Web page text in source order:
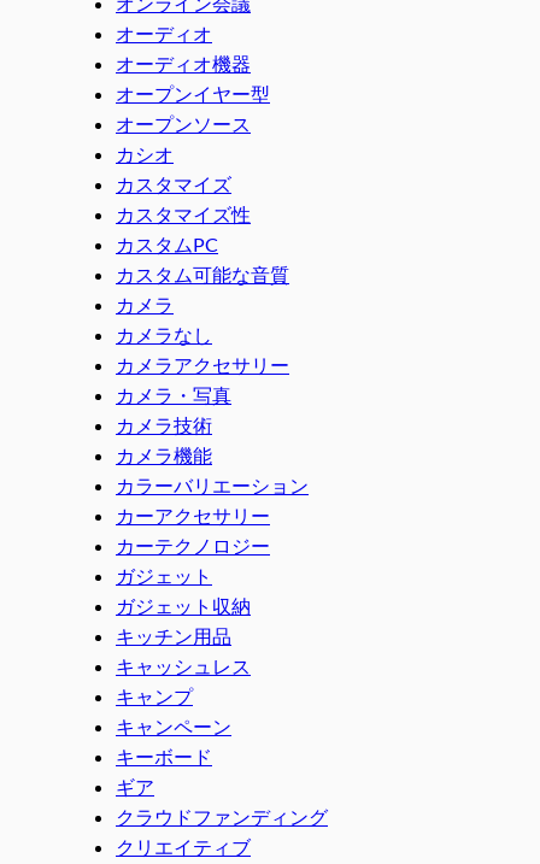
オーディオ
オーディオ機器
オープンイヤー型
オープンソース
カシオ
カスタマイズ
カスタマイズ性
カスタムPC
カスタム可能な音質
カメラ
カメラなし
カメラアクセサリー
カメラ・写真
カメラ技術
カメラ機能
カラーバリエーション
カーアクセサリー
カーテクノロジー
ガジェット
ガジェット収納
キッチン用品
キャッシュレス
キャンプ
キャンペーン
キーボード
ギア
クラウドファンディング
クリエイティブ